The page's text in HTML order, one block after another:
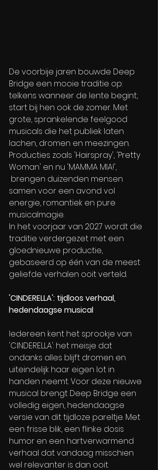
De voorbije jaren bouwde Deep
Bridge een mooie traditie op:
telkens wanneer de lente begint,
start bij hen ook de zomer. Met
grote, sprankelende feelgood
musicals die het publiek laten
lachen, dromen en meezingen.
Producties zoals 'Hairspray', 'Pretty
Woman' en nu 'MAMMA MIA!',
brengen duizenden mensen
samen voor een avond vol
energie, romantiek en pure
musicalmagie.
In het voorjaar van 2027 wordt die
traditie verdergezet met een
gloednieuwe productie,
gebaseerd op één van de meest
geliefde verhalen ooit verteld.
'CINDERELLA': tijdloos verhaal,
hedendaagse musical
Iedereen kent het sprookje van
'CINDERELLA': het meisje dat
ondanks alles blijft dromen en
uiteindelijk haar eigen lot in
handen neemt. Voor deze nieuwe
musical brengt Deep Bridge een
volledig eigen, hedendaagse
versie van dit tijdloze pareltje. Met
een frisse blik, een flinke dosis
humor en een hartverwarmend
verhaal dat vandaag misschien
wel relevanter is dan ooit.